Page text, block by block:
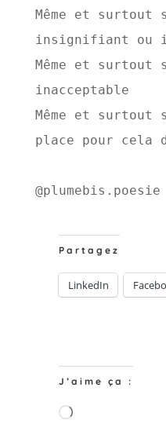
Même et
insignifiant ou
Même et surtout
inacceptable
Même et
place pour cela
@plumebis.poesie
Partagez
LinkedIn
J’aime ça :
Chargement…